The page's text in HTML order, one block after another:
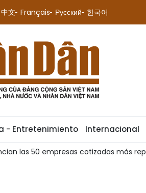
中文 Français Русский 한국어
- Entretenimiento Internacional
cotizadas más reputadas y